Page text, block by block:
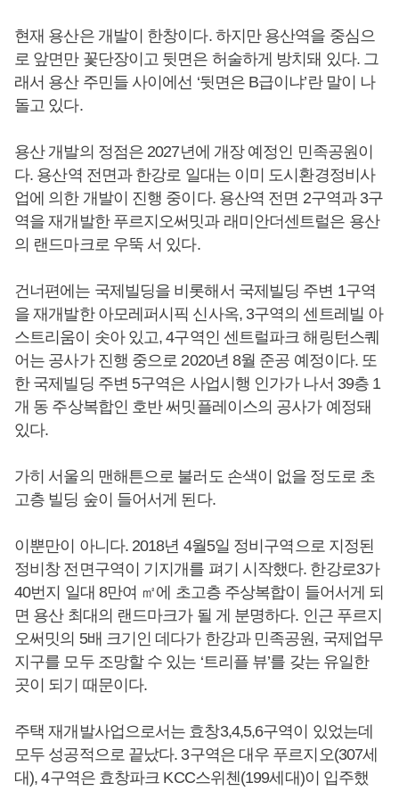
현재 용산은 개발이 한창이다. 하지만 용산역을 중심으
로 앞면만 꽃단장이고 뒷면은 허술하게 방치돼 있다. 그
래서 용산 주민들 사이에선 ‘뒷면은 B급이냐’란 말이 나
돌고 있다.
용산 개발의 정점은 2027년에 개장 예정인 민족공원이
다. 용산역 전면과 한강로 일대는 이미 도시환경정비사
업에 의한 개발이 진행 중이다. 용산역 전면 2구역과 3구
역을 재개발한 푸르지오써밋과 래미안더센트럴은 용산
의 랜드마크로 우뚝 서 있다.
건너편에는 국제빌딩을 비롯해서 국제빌딩 주변 1구역
을 재개발한 아모레퍼시픽 신사옥, 3구역의 센트레빌 아
스트리움이 솟아 있고, 4구역인 센트럴파크 해링턴스퀘
어는 공사가 진행 중으로 2020년 8월 준공 예정이다. 또
한 국제빌딩 주변 5구역은 사업시행 인가가 나서 39층 1
개 동 주상복합인 호반 써밋플레이스의 공사가 예정돼
있다.
가히 서울의 맨해튼으로 불러도 손색이 없을 정도로 초
고층 빌딩 숲이 들어서게 된다.
이뿐만이 아니다. 2018년 4월5일 정비구역으로 지정된
정비창 전면구역이 기지개를 펴기 시작했다. 한강로3가
40번지 일대 8만여 ㎡에 초고층 주상복합이 들어서게 되
면 용산 최대의 랜드마크가 될 게 분명하다. 인근 푸르지
오써밋의 5배 크기인 데다가 한강과 민족공원, 국제업무
지구를 모두 조망할 수 있는 ‘트리플 뷰’를 갖는 유일한
곳이 되기 때문이다.
주택 재개발사업으로서는 효창3,4,5,6구역이 있었는데
모두 성공적으로 끝났다. 3구역은 대우 푸르지오(307세
대), 4구역은 효창파크 KCC스위첸(199세대)이 입주했